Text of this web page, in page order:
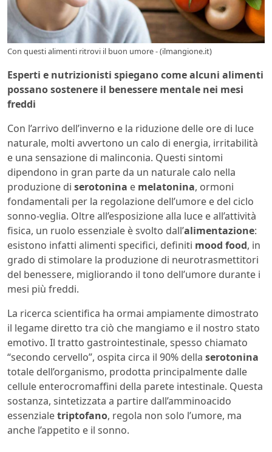
Con questi alimenti ritrovi il buon umore - (ilmangione.it)
Esperti e nutrizionisti spiegano come alcuni alimenti
possano sostenere il benessere mentale nei mesi
freddi
Con l’arrivo dell’inverno e la riduzione delle ore di luce
naturale, molti avvertono un calo di energia, irritabilità
e una sensazione di malinconia. Questi sintomi
dipendono in gran parte da un naturale calo nella
produzione di serotonina e melatonina, ormoni
fondamentali per la regolazione dell’umore e del ciclo
sonno-veglia. Oltre all’esposizione alla luce e all’attività
fisica, un ruolo essenziale è svolto dall’alimentazione:
esistono infatti alimenti specifici, definiti mood food, in
grado di stimolare la produzione di neurotrasmettitori
del benessere, migliorando il tono dell’umore durante i
mesi più freddi.
La ricerca scientifica ha ormai ampiamente dimostrato
il legame diretto tra ciò che mangiamo e il nostro stato
emotivo. Il tratto gastrointestinale, spesso chiamato
“secondo cervello”, ospita circa il 90% della serotonina
totale dell’organismo, prodotta principalmente dalle
cellule enterocromaffini della parete intestinale. Questa
sostanza, sintetizzata a partire dall’amminoacido
essenzialetriptofano, regola non solo l’umore, ma
anche l’appetito e il sonno.